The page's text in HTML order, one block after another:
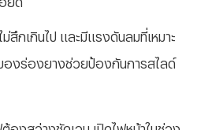
สึกเกินไป และมีแรงดันลมที่เหมาะ
องร่องยางช่วยป้องกันการสไลด์
ต้องสว่างชัดเจน เปิดไฟหน้าในช่วง